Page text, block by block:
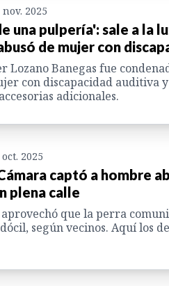
2025
una pulpería': sale a la
de mujer con
Lozano Banegas fue
con discapacidad auditiva
adicionales.
2025
captó a hombre
plena calle
que la perra
según vecinos. Aquí los